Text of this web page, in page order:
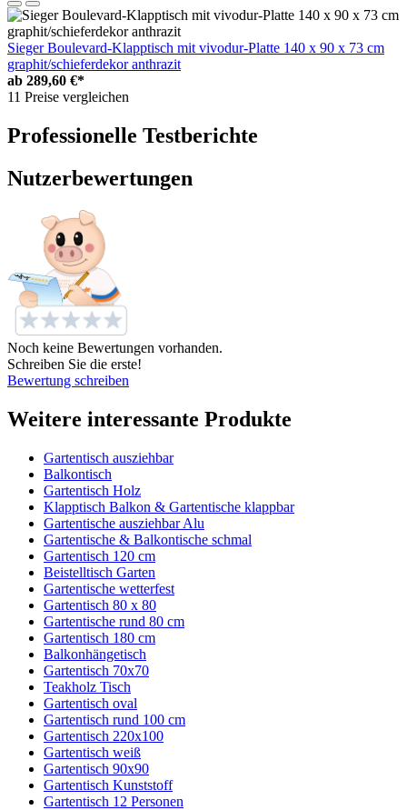
Sieger Boulevard-Klapptisch mit vivodur-Platte 140 x 90 x 73 cm
graphit/schieferdekor anthrazit
ab 289,60 €*
11 Preise vergleichen
Professionelle Testberichte
Nutzerbewertungen
Noch keine Bewertungen vorhanden.
Schreiben Sie die erste!
Bewertung schreiben
Weitere interessante Produkte
Gartentisch ausziehbar
Balkontisch
Gartentisch Holz
Klapptisch Balkon & Gartentische klappbar
Gartentische ausziehbar Alu
Gartentische & Balkontische schmal
Gartentisch 120 cm
Beistelltisch Garten
Gartentische wetterfest
Gartentisch 80 x 80
Gartentische rund 80 cm
Gartentisch 180 cm
Balkonhängetisch
Gartentisch 70x70
Teakholz Tisch
Gartentisch oval
Gartentisch rund 100 cm
Gartentisch 220x100
Gartentisch weiß
Gartentisch 90x90
Gartentisch Kunststoff
Gartentisch 12 Personen